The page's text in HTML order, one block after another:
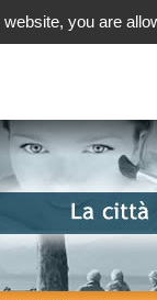
you are